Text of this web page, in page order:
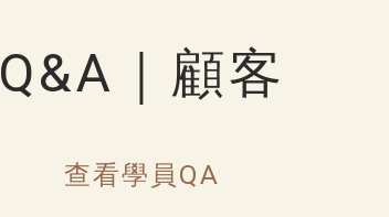
Q&A｜顧客
查看學員QA